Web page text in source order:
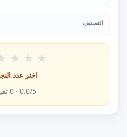
التصنيف
★ ★ ★
اختر عدد
0.0/5 ·
0